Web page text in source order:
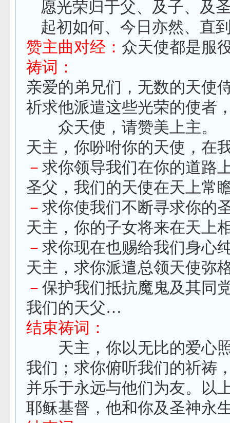
愿光荣归于父、及子、及
起初如何、今日亦然、直
赞主曲对经： 众天使都是服
祷词：
亲爱的弟兄们，无数的天使
祈求他派遣这些光荣的使者
众天使，请赞美上主。
天主，你吩咐你的天使，在
－ 求你领导我们在你的道路
圣父，我们的天使在天上常
－ 求你使我们不断寻求你的
天主，你的子女将来在天上
－ 求你现在也赐给我们身心
天主，求你派遣总领天使弥
－ 保护我们抵抗魔鬼及其同
我们的天父…
结束祷词：
天主，你以无比的爱心照
我们；求你俯听我们的祈祷
并乐于永远与他们为友。以
耶稣基督，他和你及圣神永